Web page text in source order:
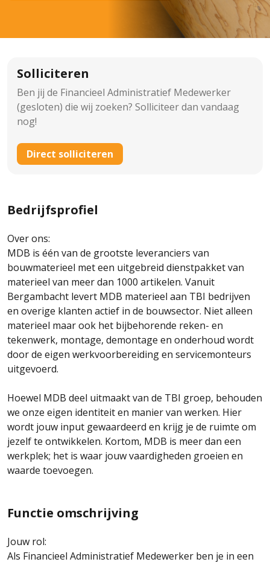
Solliciteren
Ben jij de Financieel Administratief Medewerker
(gesloten) die wij zoeken? Solliciteer dan vandaag
nog!
Direct solliciteren
Bedrijfsprofiel
Over ons:
MDB is één van de grootste leveranciers van
bouwmaterieel met een uitgebreid dienstpakket van
materieel van meer dan 1000 artikelen. Vanuit
Bergambacht levert MDB materieel aan TBI bedrijven
en overige klanten actief in de bouwsector. Niet alleen
materieel maar ook het bijbehorende reken- en
tekenwerk, montage, demontage en onderhoud wordt
door de eigen werkvoorbereiding en servicemonteurs
uitgevoerd.
Hoewel MDB deel uitmaakt van de TBI groep, behouden
we onze eigen identiteit en manier van werken. Hier
wordt jouw input gewaardeerd en krijg je de ruimte om
jezelf te ontwikkelen. Kortom, MDB is meer dan een
werkplek; het is waar jouw vaardigheden groeien en
waarde toevoegen.
Functie omschrijving
Jouw rol:
Als Financieel Administratief Medewerker ben je in een